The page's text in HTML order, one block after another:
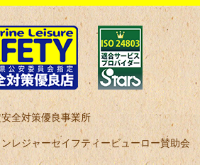
全対策優良事業所
レジャーセイフティービューロー賛助会